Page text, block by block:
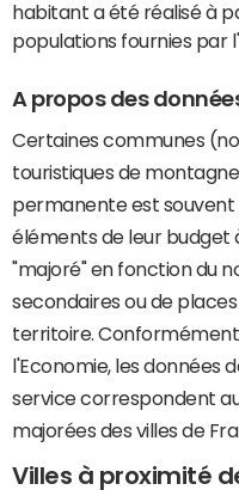
habitant a été réalisé à
populations fournies par
A propos des
Certaines communes
touristiques de
permanente est
éléments de leur budget
"majoré" en fonction du
secondaires ou de
territoire.
l'Economie, les données
service correspondent
majorées des villes de
Villes à proximité